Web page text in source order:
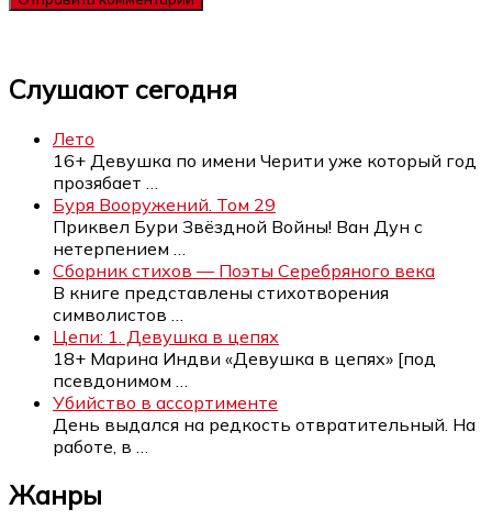
Слушают сегодня
Лето
16+ Девушка по имени Черити уже который год
прозябает
Буря Вооружений. Том 29
Приквел Бури Звёздной Войны! Ван Дун с
нетерпением
Сборник стихов — Поэты Серебряного века
В книге представлены стихотворения
символистов
Цепи: 1. Девушка в цепях
18+ Марина Индви «Девушка в цепях» [под
псевдонимом
Убийство в ассортименте
День выдался на редкость отвратительный. На
работе, в
Жанры